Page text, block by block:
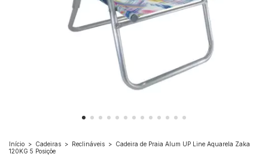
Início > Cadeiras > Reclináveis > Cadeira de Praia Alum UP Line Aquarela Zaka
120KG 5 Posiçõe